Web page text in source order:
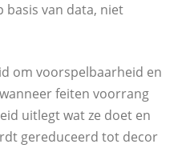
van data, niet
om voorspelbaarheid en
feiten voorrang
uitlegt wat ze doet en
gereduceerd tot decor